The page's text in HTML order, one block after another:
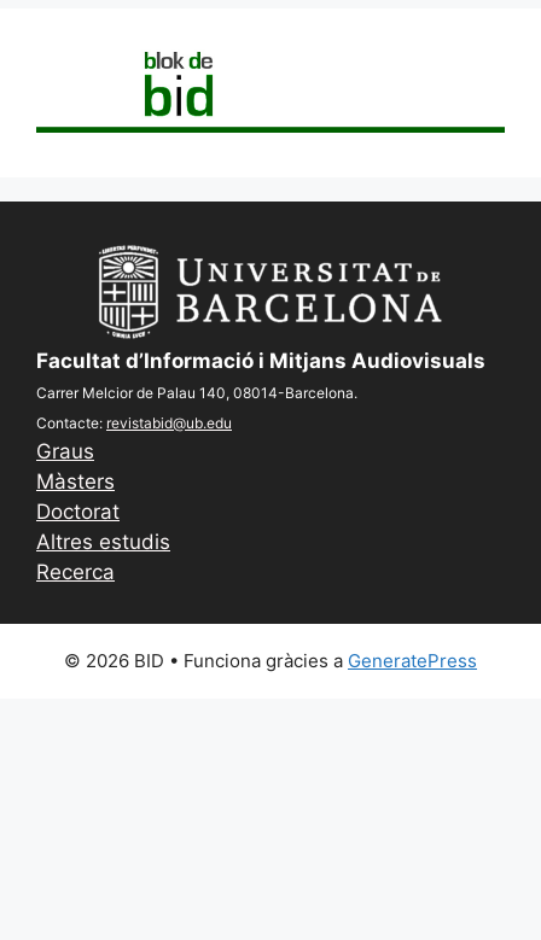
Facultat d’Informació i Mitjans Audiovisuals
Carrer Melcior de Palau 140, 08014-Barcelona.
Contacte: revistabid@ub.edu
Graus
Màsters
Doctorat
Altres estudis
Recerca
© 2026 BID • Funciona gràcies a GeneratePress